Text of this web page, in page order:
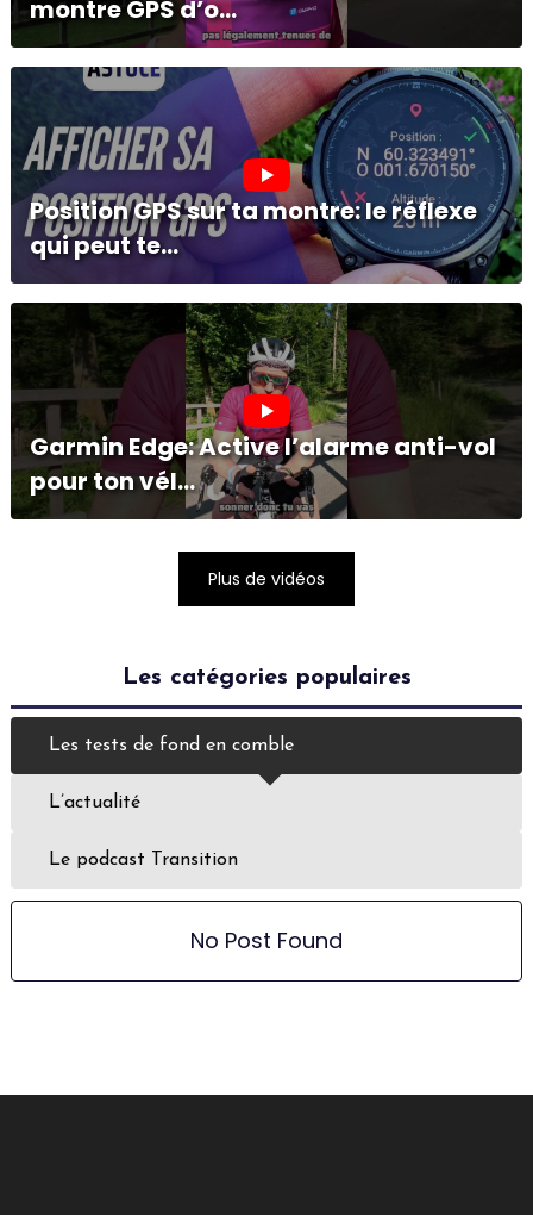
montre GPS d’o...
Position GPS sur ta montre: le réflexe
qui peut te...
Garmin Edge: Active l’alarme anti-vol
pour ton vél...
Plus de vidéos
Les catégories populaires
Les tests de fond en comble
L’actualité
Le podcast Transition
No Post Found